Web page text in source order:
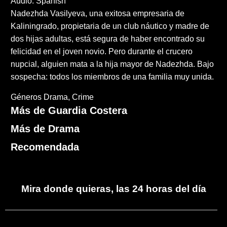
Nadezhda Vasilyeva, una exitosa empresaria de
Kaliningrado, propietaria de un club náutico y madre de
dos hijas adultas, está segura de haber encontrado su
felicidad en el joven novio. Pero durante el crucero
nupcial, alguien mata a la hija mayor de Nadezhda. Bajo
sospecha: todos los miembros de una familia muy unida.
Géneros Drama Crime
Más de Guardia Costera
Más de Drama
Recomendada
Mira donde quieras, las 24 horas del día